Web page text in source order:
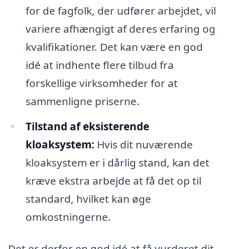
for de fagfolk, der udfører arbejdet, vil
variere afhængigt af deres erfaring og
kvalifikationer. Det kan være en god
idé at indhente flere tilbud fra
forskellige virksomheder for at
sammenligne priserne.
Tilstand af eksisterende
kloaksystem: Hvis dit nuværende
kloaksystem er i dårlig stand, kan det
kræve ekstra arbejde at få det op til
standard, hvilket kan øge
omkostningerne.